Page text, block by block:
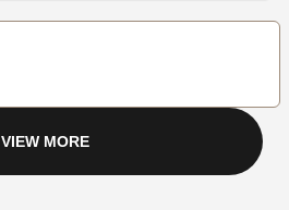
VIEW MORE